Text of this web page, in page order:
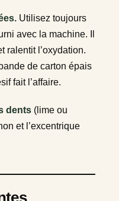
Utilisez toujours
avec la machine. Il
ralentit l’oxydation.
de carton épais
fait l’affaire.
dents (lime ou
et l’excentrique